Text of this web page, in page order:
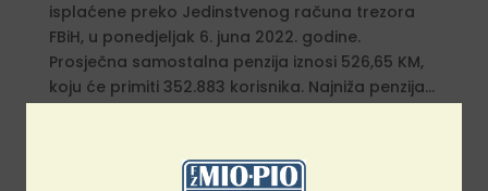
isplaćene preko Jedinstvenog računa trezora
FBiH, u ponedjeljak 6. juna 2022. godine.
Prosječna samostalna penzija iznosi 526,65 KM,
koju će primiti 352.883 korisnika. Najniža penzija...